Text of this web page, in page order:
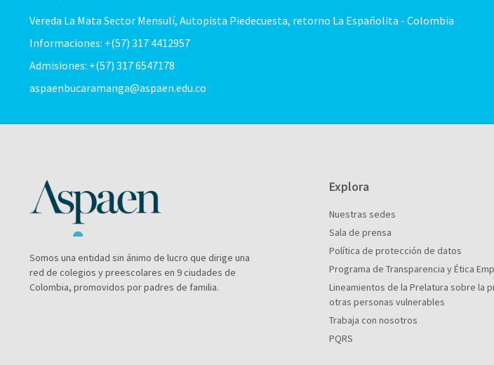
Vereda La Mata Sector Mensulí, Autopista Piedecuesta, retorno La Españolita - Colombia
Informaciones: +(57) 317 4412957
Admisiones: +(57) 317 6547178
aspaenbucaramanga@aspaen.edu.co
Somos una entidad sin ánimo de lucro que dirige una
red de colegios y preescolares en 9 ciudades de
Colombia, promovidos por padres de familia.
Explora
Nuestras sedes
Sala de prensa
Política de protección de datos
Programa de Transparencia y Ética
Lineamientos de la Prelatura sobre la
otras personas vulnerables
Trabaja con nosotros
PQRS